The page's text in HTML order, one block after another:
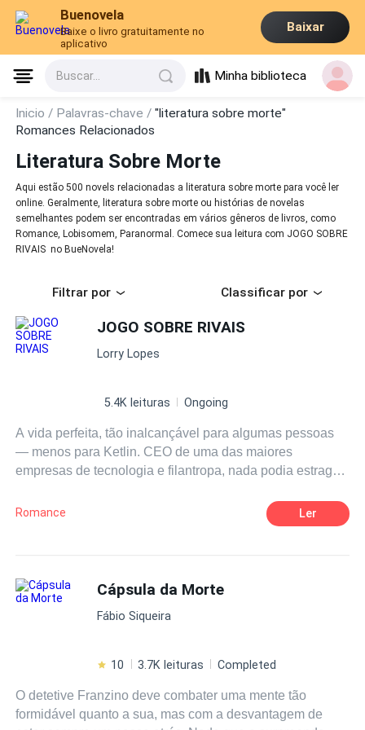
Buenovela
Baixe o livro gratuitamente no
aplicativo
Baixar
Buscar... Minha biblioteca
Inicio / Palavras-chave /"literatura sobre morte"
Romances Relacionados
Literatura Sobre Morte
Aqui estão 500 novels relacionadas a literatura sobre morte para você ler
online. Geralmente, literatura sobre morte ou histórias de novelas
semelhantes podem ser encontradas em vários gêneros de livros, como
Romance, Lobisomem, Paranormal. Comece sua leitura com JOGO SOBRE
RIVAIS no BueNovela!
Filtrar por Classificar por
JOGO SOBRE RIVAIS
Lorry Lopes
5.4K leituras Ongoing
A vida perfeita, tão inalcançável para algumas pessoas
— menos para Ketlin. CEO de uma das maiores
empresas de tecnologia e filantropa, nada podia estragar
egocêntrico e luxuoso que adora curtir a vida. Pode-se
dizer que foi amor à primeira vista, para ambos os lados,
seu coração; já Ha-Jun amava Ketlin... e suas amantes. E
toda a vida muda quando Ketlin descobre sobre as
amantes, então a mulher amável e doce morre dando
matar e controlar a vida de qualquer um que contrariar
Romance Ler
Cápsula da Morte
Fábio Siqueira
10 3.7K leituras Completed
O detetive Franzino deve combater uma mente tão
formidável quanto a sua, mas com a desvantagem de